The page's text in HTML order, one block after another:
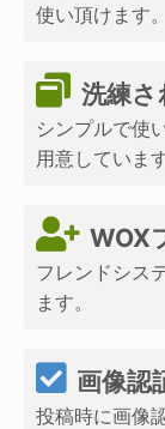
使い頂けます。
洗練さ
シンプルで使
用意しています
WOX
フレンドシス
ます。
画像認
投稿時に画像